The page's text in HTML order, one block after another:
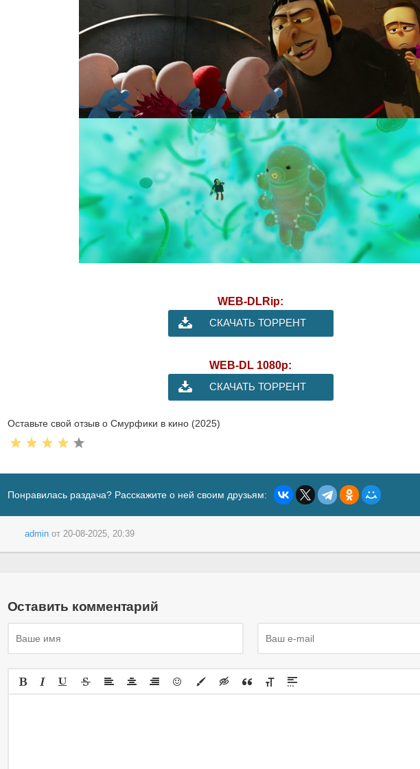
WEB-DLRip:
СКАЧАТЬ ТОРРЕНТ
WEB-DL 1080p:
СКАЧАТЬ ТОРРЕНТ
Оставьте свой отзыв о Смурфики в кино (2025)
Понравилась раздача? Расскажите о ней своим друзьям:
adminот 20-08-2025, 20:39
Оставить комментарий